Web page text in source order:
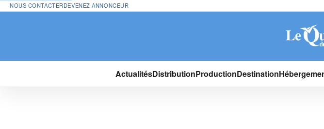
NOUS CONTACTERDEVENEZ ANNONCEUR
ActualitésDistributionProductionDestination